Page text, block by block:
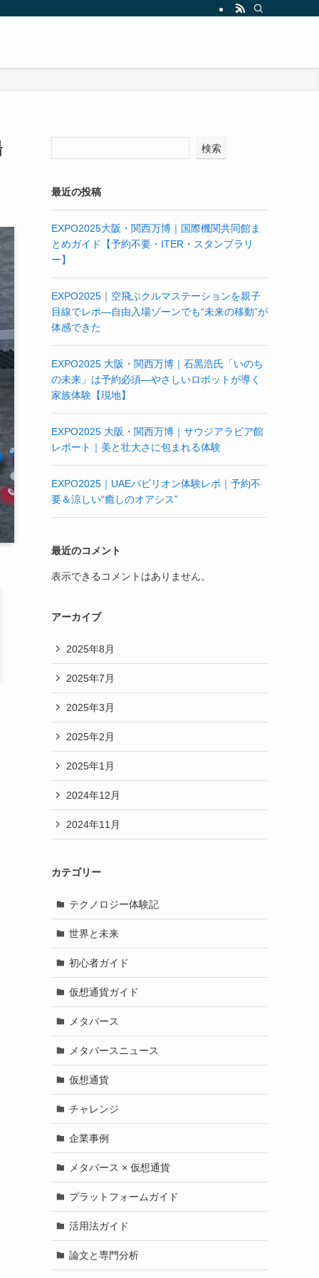
検索
最近の投稿
EXPO2025大阪・関西万博｜国際機関共同館ま
とめガイド【予約不要・ITER・スタンプラリ
ー】
EXPO2025｜空飛ぶクルマステーションを親子
目線でレポ—自由入場ゾーンでも“未来の移動”が
体感できた
EXPO2025 大阪・関西万博｜石黒浩氏「いのち
の未来」は予約必須—やさしいロボットが導く
家族体験【現地】
EXPO2025 大阪・関西万博｜サウジアラビア館
レポート｜美と壮大さに包まれる体験
EXPO2025｜UAEパビリオン体験レポ｜予約不
要＆涼しい“癒しのオアシス”
最近のコメント
表示できるコメントはありません。
アーカイブ
2025年8月
2025年7月
2025年3月
2025年2月
2025年1月
2024年12月
2024年11月
カテゴリー
テクノロジー体験記
世界と未来
初心者ガイド
仮想通貨ガイド
メタバース
メタバースニュース
仮想通貨
チャレンジ
企業事例
メタバース × 仮想通貨
プラットフォームガイド
活用法ガイド
論文と専門分析